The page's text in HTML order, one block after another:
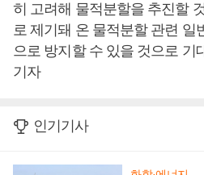
히 고려해 물적분할을 추진할
로 제기돼 온 물적분할 관련 일
으로 방지할 수 있을 것으로 기
기자
인기기사